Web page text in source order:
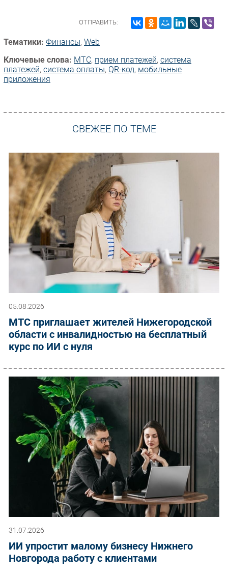
ОТПРАВИТЬ:
Тематики: Финансы, Web
Ключевые слова: МТС, прием платежей, система
платежей, система оплаты, QR-код, мобильные
приложения
СВЕЖЕЕ ПО ТЕМЕ
05.08.2026
МТС приглашает жителей Нижегородской
области с инвалидностью на бесплатный
курс по ИИ с нуля
31.07.2026
ИИ упростит малому бизнесу Нижнего
Новгорода работу с клиентами